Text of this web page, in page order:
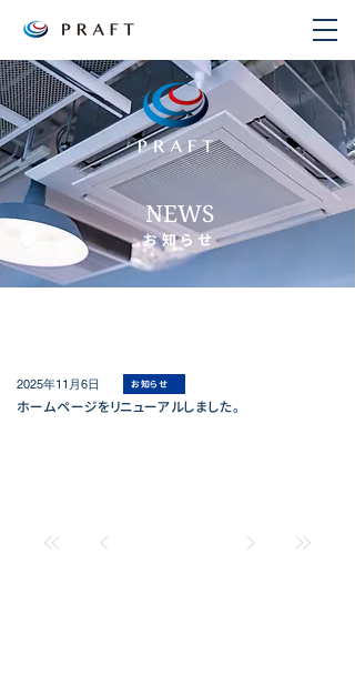
NEWS
お知らせ
2025年11月6日 お知らせ
ホームページをリニューアルしました。